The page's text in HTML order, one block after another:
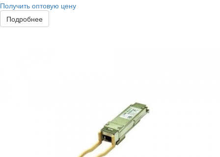
Получить оптовую цену
Подробнее